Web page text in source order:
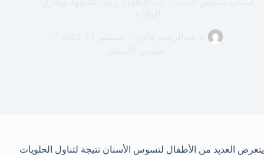
يتعرض العديد من الأطفال لتسوس الأسنان نتيجة لتناول الحلويات